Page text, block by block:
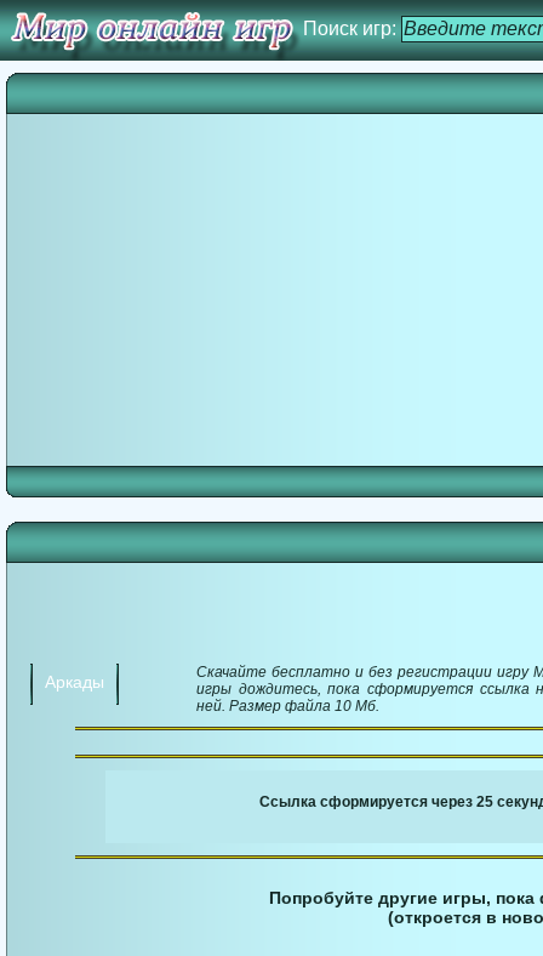
Поиск игр:
Аркады
Скачайте бесплатно и без регистрации игру
игры дождитесь, пока сформируется ссылка
ней. Размер файла 10 Мб.
Ссылка сформируется через 25
Попробуйте другие игры,
(откроется в